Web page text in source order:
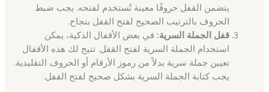
يتضمن القفل حروفًا معينة تُستخدم لفتحه. يجب ضبط
الحروف بالترتيب الصحيح لفتح القفل بنجاح.
قفل الجملة السرية: في بعض الأقفال الذكية، يمكن
استخدام الجملة السرية لفتح القفل. تتيح لك هذه الأقفال
تعيين جملة سرية بدلاً من رموز الأرقام أو الحروف التقليدية.
يجب كتابة الجملة السرية بشكل صحيح لفتح القفل.